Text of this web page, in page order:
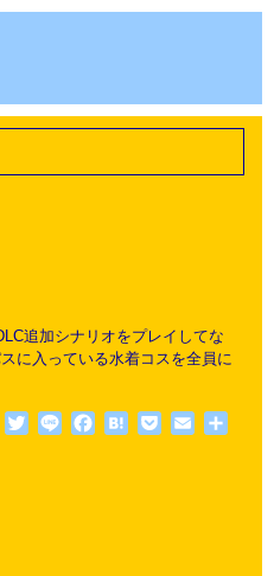
追加シナリオをプレイしてな
に入っている水着コスを全員に
TwitterLine Facebook
HatenaPocketEmail